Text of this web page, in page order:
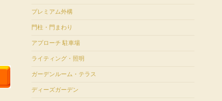
プレミアム外構
門柱・門まわり
アプローチ 駐車場
ライティング・照明
ガーデンルーム・テラス
ディーズガーデン